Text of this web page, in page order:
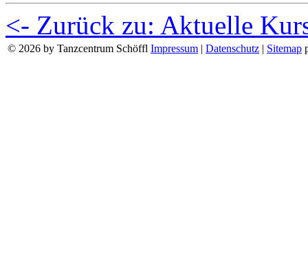
<- Zurück zu: Aktuelle
© 2026 by Tanzcentrum Schöffl Impressum | Datenschutz | Sitemap